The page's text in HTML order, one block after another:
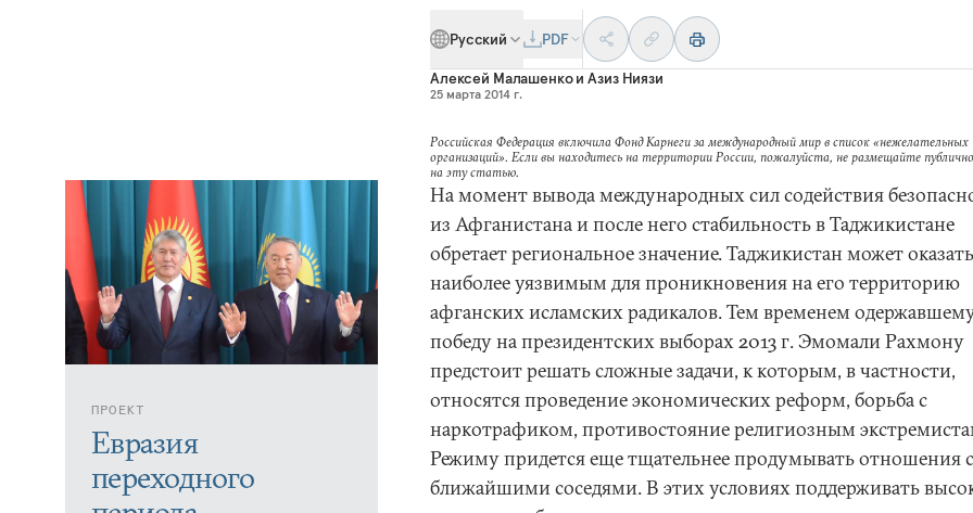
Русский
PDF
Алексей МалашенкоиАзиз Ниязи
25 марта 2014 г.
Российская Федерация включила Фонд Карнеги за международный мир в список «нежелательных
организаций». Если вы находитесь на территории России, пожалуйста, не размещайте
на эту статью.
ПРОЕКТ
Евразия
переходного
На момент вывода международных сил содействия
из Афганистана и после него стабильность в Таджикистане
обретает региональное значение. Таджикистан может
наиболее уязвимым для проникновения на его территорию
афганских исламских радикалов. Тем временем
победу на президентских выборах 2013 г. Эмомали Рахмону
предстоит решать сложные задачи, к которым, в частности,
относятся проведение экономических реформ, борьба с
наркотрафиком, противостояние религиозным
Режиму придется еще тщательнее продумывать отношения с
ближайшими соседями. В этих условиях поддерживать